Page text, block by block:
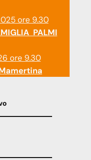
ore 9.30
PALMI
ore 9.30